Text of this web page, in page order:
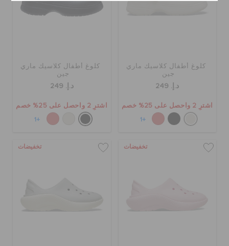
كلوغ أطفال كلاسيك ماري
جين
د.إ. 249
اشترِ 2 واحصل على 25% خصم
+1
كلوغ أطفال كلاسيك ماري
جين
د.إ. 249
اشترِ 2 واحصل على 25% خصم
+1
تخفيضات تخفيضات